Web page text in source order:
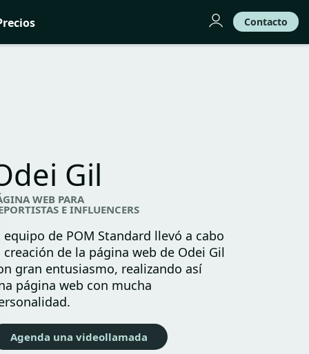
Contacto
Gil
WEB PARA
E INFLUENCERS
equipo de POM Standard llevó a cabo
creación de la página web de Odei Gil
gran entusiasmo, realizando así
página web con mucha
Agenda una videollamada